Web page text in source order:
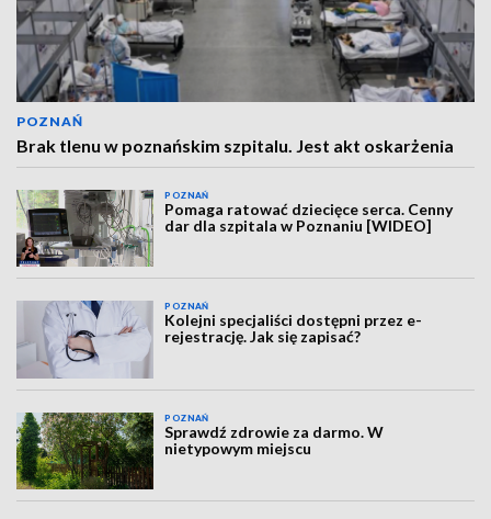
POZNAŃ
Brak tlenu w poznańskim szpitalu. Jest akt oskarżenia
POZNAŃ
Pomaga ratować dziecięce serca. Cenny
dar dla szpitala w Poznaniu [WIDEO]
POZNAŃ
Kolejni specjaliści dostępni przez e-
rejestrację. Jak się zapisać?
POZNAŃ
Sprawdź zdrowie za darmo. W
nietypowym miejscu